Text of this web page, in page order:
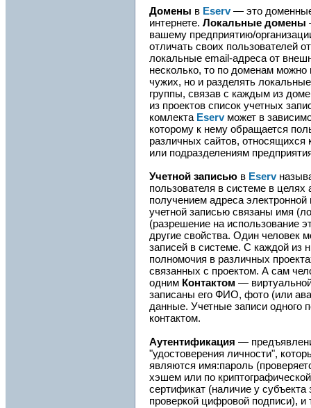
Домены в Eserv— это
интернете. Локальные домены
вашему предприятию/
отличать своих пользователей
локальные email-адреса от
несколько, то по доменам можно
чужих, но и разделять
группы, связав с каждым из
из проектов список учетных
комлекта Eservможет в
которому к нему обращается
различных сайтов,
или подразделениям
Учетной записью в Eserv
пользователя в системе в целях
получением адреса
учетной записью связаны имя
(разрешение на использование
другие свойства. Один человек
записей в системе. С каждой из
полномочия в различных
связанных с проектом. А сам
одним Контактом — виртуальной
записаны его ФИО, фото (или
данные. Учетные записи одного
контактом.
Аутентификация —
"удостоверения личности",
являются имя:пароль
хэшем или по
сертификат (наличие у субъекта
проверкой цифровой подписи), и